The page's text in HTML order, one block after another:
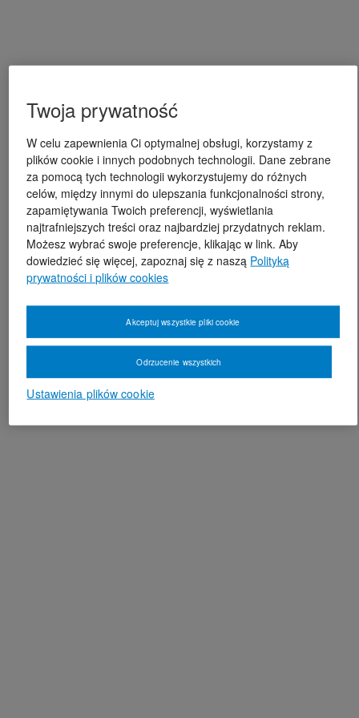
Twoja prywatność
W celu zapewnienia Ci optymalnej obsługi, korzystamy z
plików cookie i innych podobnych technologii. Dane zebrane
za pomocą tych technologii wykorzystujemy do różnych
celów, między innymi do ulepszania funkcjonalności strony,
zapamiętywania Twoich preferencji, wyświetlania
najtrafniejszych treści oraz najbardziej przydatnych reklam.
Możesz wybrać swoje preferencje, klikając w link. Aby
dowiedzieć się więcej, zapoznaj się z naszą Polityką
prywatności i plików cookies
Ustawienia plików cookie
Odrzucenie wszystkich
Akceptuj wszystkie pliki cookie